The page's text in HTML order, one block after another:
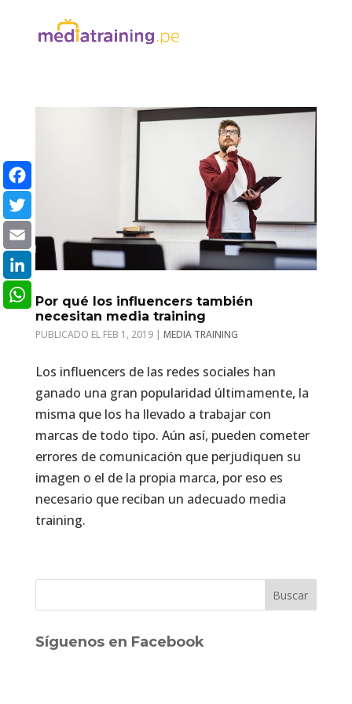
Por qué los influencers también
necesitan media training
FEB 1, 2019| MEDIA TRAINING
Los influencers de las redes sociales han
ganado una gran popularidad últimamente, la
misma que los ha llevado a trabajar con
marcas de todo tipo. Aún así, pueden cometer
errores de comunicación que perjudiquen su
imagen o el de la propia marca, por eso es
necesario que reciban un adecuado media
training.
Síguenos en Facebook
Facebook
Twitter
Email
LinkedIn
WhatsApp